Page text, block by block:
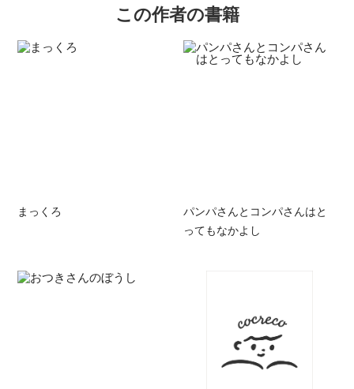
この作者の書籍
まっくろ
パンパさんとコンパさんはと
ってもなかよし